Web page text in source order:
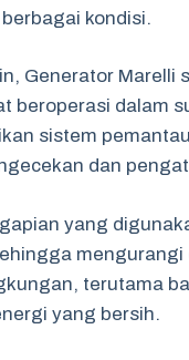
kondisi.
Generator
beroperasi dalam
sistem
dan
yang
terutama
yang bersih.